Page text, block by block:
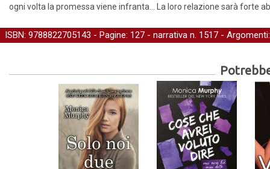
ogni volta la promessa viene infranta… La loro relazione sarà forte
ISBN: 9788822705143 - Pagine: 127 - narrativa n. 1517 -